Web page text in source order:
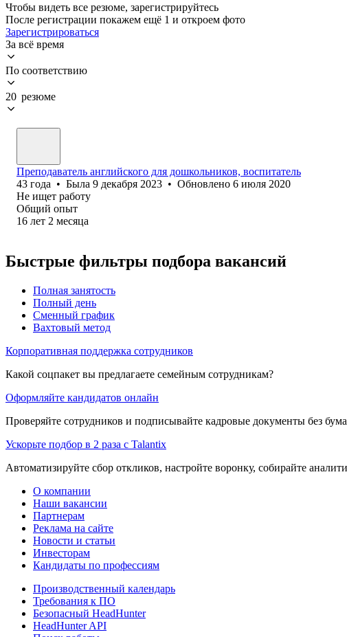
Чтобы видеть все резюме, зарегистрируйтесь
После регистрации покажем ещё 1 и откроем фото
Зарегистрироваться
За всё время
По соответствию
20 резюме
Преподаватель английского для дошкольников, воспитатель
43 года • Была 9 декабря 2023 • Обновлено 6 июля 2020
Не ищет работу
Общий опыт
16 лет 2 месяца
Быстрые фильтры подбора вакансий
Полная занятость
Полный день
Сменный график
Вахтовый метод
Корпоративная поддержка сотрудников
Какой соцпакет вы предлагаете семейным сотрудникам?
Оформляйте кандидатов онлайн
Проверяйте сотрудников и подписывайте кадровые документы без
Ускорьте подбор в 2 раза с Talantix
Автоматизируйте сбор откликов, настройте воронку, собирайте
О компании
Наши вакансии
Партнерам
Реклама на сайте
Новости и статьи
Инвесторам
Кандидаты по профессиям
Производственный календарь
Требования к ПО
Безопасный HeadHunter
HeadHunter API